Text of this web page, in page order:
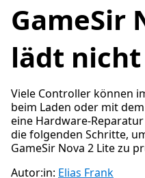
GameSir
lädt nicht
Viele Controller können
beim Laden oder mit
eine Hardware-
die folgenden Schritte,
GameSir Nova 2 Lite zu
Autor:in: Elias Frank